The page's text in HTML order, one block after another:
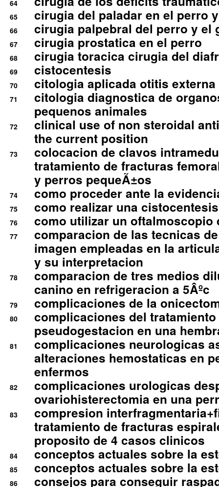
64
65 cirugia del paladar en el perro
66 cirugia palpebral del perro y el
67 cirugia prostatica en el perro
68 cirugia toracica cirugia del
69 cistocentesis
70 citologia aplicada otitis externa
71
citologia diagnostica de
pequenos animales
72
clinical use of non steroidal
the current position
73
colocacion de clavos
tratamiento de fracturas
y perros pequeÃ±os
74 como proceder ante la
75 como realizar una
76 como utilizar un oftalmoscopio
77
comparacion de las tecnicas
imagen empleadas en la
y su interpretacion
78
comparacion de tres medios
canino en refrigeracion a 5Âºc
79 complicaciones de la
80
complicaciones del
pseudogestacion en una
81
complicaciones neurologicas
alteraciones hemostaticas en
enfermos
82
complicaciones urologicas
ovariohisterectomia en una
83
compresion
tratamiento de fracturas
proposito de 4 casos clinicos
84 conceptos actuales sobre la
85 conceptos actuales sobre la
86 consejos para conseguir